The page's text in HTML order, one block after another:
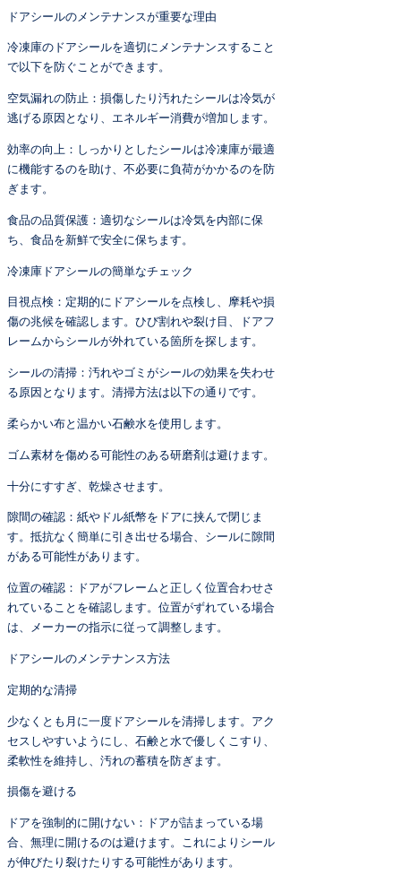
ドアシールのメンテナンスが重要な理由
冷凍庫のドアシールを適切にメンテナンスすること
で以下を防ぐことができます。
空気漏れの防止：損傷したり汚れたシールは冷気が
逃げる原因となり、エネルギー消費が増加します。
効率の向上：しっかりとしたシールは冷凍庫が最適
に機能するのを助け、不必要に負荷がかかるのを防
ぎます。
食品の品質保護：適切なシールは冷気を内部に保
ち、食品を新鮮で安全に保ちます。
冷凍庫ドアシールの簡単なチェック
目視点検：定期的にドアシールを点検し、摩耗や損
傷の兆候を確認します。ひび割れや裂け目、ドアフ
レームからシールが外れている箇所を探します。
シールの清掃：汚れやゴミがシールの効果を失わせ
る原因となります。清掃方法は以下の通りです。
柔らかい布と温かい石鹸水を使用します。
ゴム素材を傷める可能性のある研磨剤は避けます。
十分にすすぎ、乾燥させます。
隙間の確認：紙やドル紙幣をドアに挟んで閉じま
す。抵抗なく簡単に引き出せる場合、シールに隙間
がある可能性があります。
位置の確認：ドアがフレームと正しく位置合わせさ
れていることを確認します。位置がずれている場合
は、メーカーの指示に従って調整します。
ドアシールのメンテナンス方法
定期的な清掃
少なくとも月に一度ドアシールを清掃します。アク
セスしやすいようにし、石鹸と水で優しくこすり、
柔軟性を維持し、汚れの蓄積を防ぎます。
損傷を避ける
ドアを強制的に開けない：ドアが詰まっている場
合、無理に開けるのは避けます。これによりシール
が伸びたり裂けたりする可能性があります。